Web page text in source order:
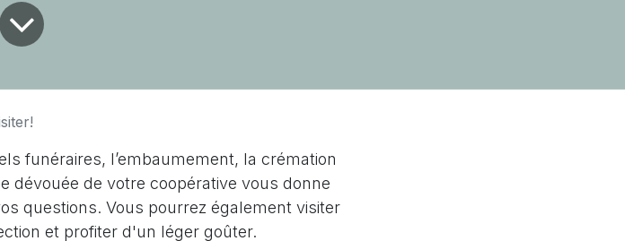
funéraires, l’embaumement, la crémation
dévouée de votre coopérative vous donne
questions. Vous pourrez également visiter
et profiter d'un léger goûter.